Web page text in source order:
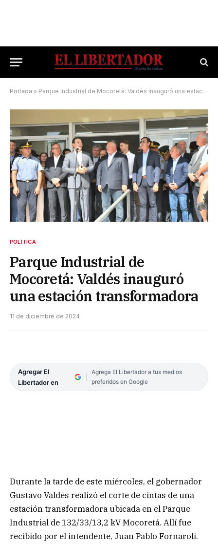
Portada » Parque Industrial de Mocoretá: Valdés inauguró una estación transformadora
POLÍTICA
Parque Industrial de
Mocoretá: Valdés inauguró
una estación transformadora
11 de diciembre de 2024
Agregar El
Libertador en
Agrega El Libertador a tus medios
preferidos en Google
Durante la tarde de este miércoles, el gobernador
Gustavo Valdés realizó el corte de cintas de una
estación transformadora ubicada en el Parque
Industrial de 132/33/13,2 kV Mocoretá. Allí fue
recibido por el intendente, Juan Pablo Fornaroli.